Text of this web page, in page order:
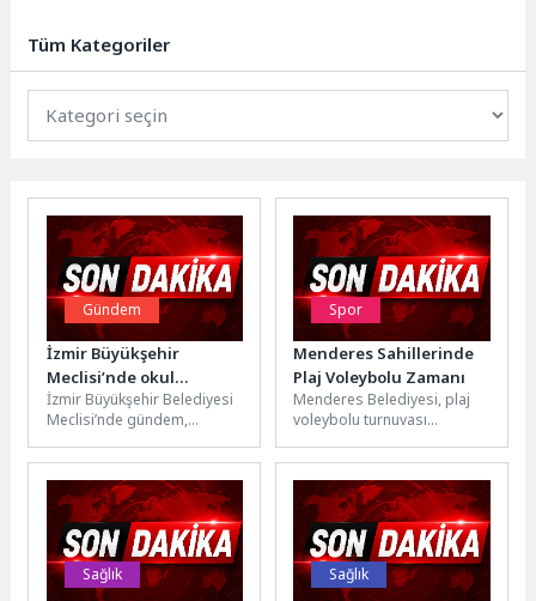
olduğunu söylüyor.Kişinin
fiziksel...
Tüm Kategoriler
Gündem
İzmir Büyükşehir
Meclisi’nde okul
saldırılarına ortak tepki
İzmir Büyükşehir Belediyesi
Meclisi’nde gündem,
Kahramanmaraş’ta meydana
gelen okul saldırııları oldu.
Mecliste tüm...
Spor
Menderes Sahillerinde
Plaj Voleybolu Zamanı
Menderes Belediyesi, plaj
voleybolu turnuvası
Haziran’daki etkinlik Özdere
Çukuraltı sahilinde
olacak.Menderes Belediyesi,
Özdere...
Sağlık Sağlık